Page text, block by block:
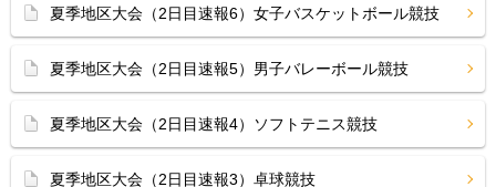
夏季地区大会（2日目速報6）女子バスケットボール競技
夏季地区大会（2日目速報5）男子バレーボール競技
夏季地区大会（2日目速報4）ソフトテニス競技
夏季地区大会（2日目速報3）卓球競技